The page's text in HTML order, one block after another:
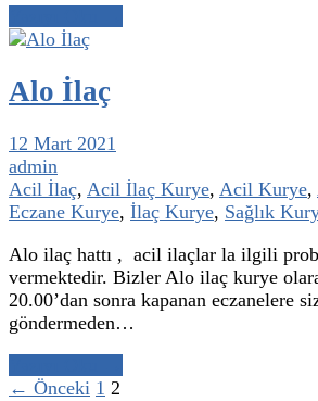
Alo İlaç
12 Mart 2021
admin
Acil İlaç, Acil İlaç Kurye, Acil Kurye,
Eczane Kurye, İlaç Kurye, Sağlık
Alo ilaç hattı , acil ilaçlar la ilgili
vermektedir. Bizler Alo ilaç kurye
20.00’dan sonra kapanan eczanelere
göndermeden…
← Önceki 1 2